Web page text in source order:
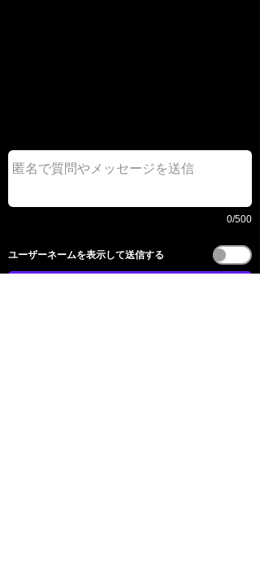
0/500
​ユーザーネームを表示して送信する